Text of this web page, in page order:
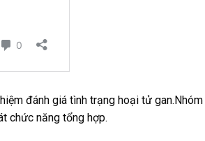
đánh giá tình trạng hoại tử
chức năng tổng hợp.